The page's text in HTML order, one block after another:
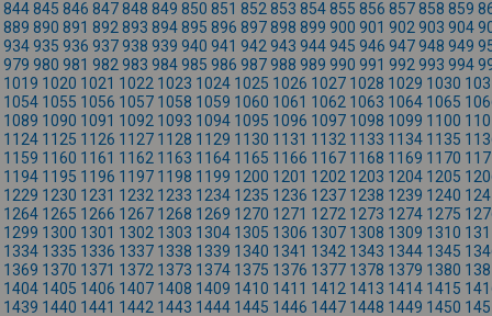
844845 846 847848 849 850 851 852 853 854855 856 857858 859
889 890 891 892 893 894895 896 897898 899 900 901 902 903 904
934935 936 937938 939 940 941 942 943 944945 946 947948 949
979 980 981 982 983 984985 986 987988 989 990 991 992 993 994
1019 1020 1021 1022 1023 1024 1025 1026 1027 1028 1029 1030
1054 1055 1056 1057 1058 1059 1060 1061 1062 1063 1064 1065
1089 1090 1091 1092 1093 1094 1095 1096 1097 1098 1099 1100
1124 1125 1126 1127 1128 1129 1130 1131 1132 1133 1134 1135
1159 1160 1161 1162 1163 1164 1165 1166 1167 1168 1169 1170
1194 1195 1196 1197 1198 1199 1200 1201 1202 1203 1204 1205
1229 1230 1231 1232 1233 1234 1235 1236 1237 1238 1239 1240
1264 1265 1266 1267 1268 1269 1270 1271 1272 1273 1274 1275
1299 1300 1301 1302 1303 1304 1305 1306 1307 1308 1309 1310
1334 1335 1336 1337 1338 1339 1340 1341 1342 1343 1344 1345
1369 1370 1371 1372 1373 1374 1375 1376 1377 1378 1379 1380
1404 1405 1406 1407 1408 1409 1410 1411 1412 1413 1414 1415
1439 1440 1441 1442 1443 1444 1445 1446 1447 1448 1449 1450